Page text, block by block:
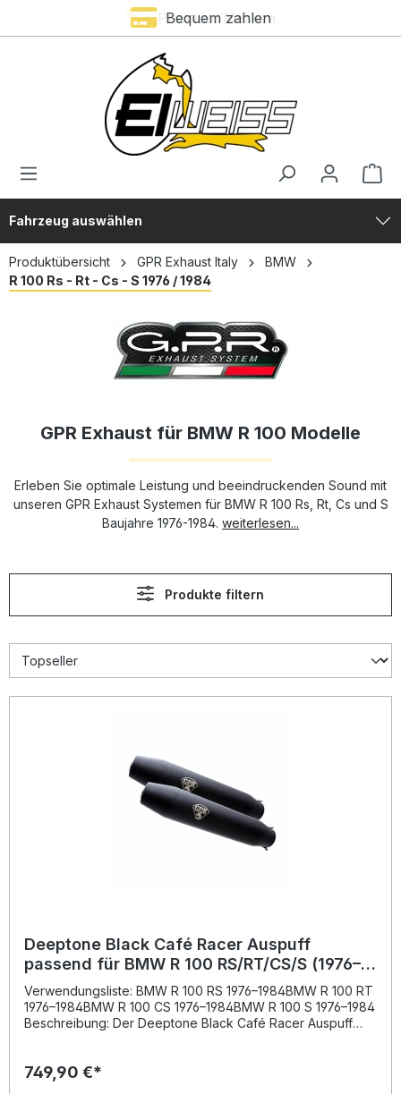
Premium Marken
Bequem zahlen
Fahrzeug auswählen
Produktübersicht GPR Exhaust Italy
BMW
R 100 Rs - Rt - Cs - S 1976 / 1984
GPR Exhaust für BMW R 100 Modelle
Erleben Sie optimale Leistung und beeindruckenden Sound mit
unseren GPR Exhaust Systemen für BMW R 100 Rs, Rt, Cs und S
Baujahre 1976-1984. weiterlesen...
Produkte filtern
Deeptone Black Café Racer Auspuff
passend für BMW R 100 RS/RT/CS/S (1976–
1984)
Verwendungsliste: BMW R 100 RS 1976–1984BMW R 100 RT
1976–1984BMW R 100 CS 1976–1984BMW R 100 S 1976–1984
Beschreibung: Der Deeptone Black Café Racer Auspuff
Dank der Erfahrung aus dem Motorrad-Rennsport und der
749,90 €*